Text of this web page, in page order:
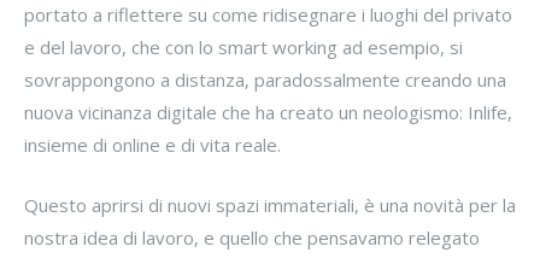
portato a riflettere su come ridisegnare i luoghi del privato
e del lavoro, che con lo smart working ad esempio, si
sovrappongono a distanza, paradossalmente creando una
nuova vicinanza digitale che ha creato un neologismo: Inlife,
insieme di online e di vita reale.
Questo aprirsi di nuovi spazi immateriali, è una novità per la
nostra idea di lavoro, e quello che pensavamo relegato